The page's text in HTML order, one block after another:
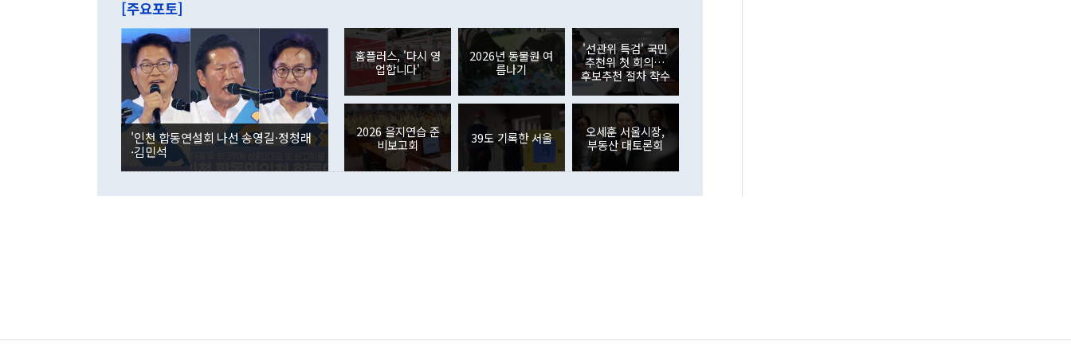
이 9월 러시아 블라디보스토크에서 열리는 '동방경제포럼(EEF)'을 언급하
며 "정부 차원에서 (참석을) 검토하고 있다"고 발언한 데 대해서도 조 장관
은 "그것은 외교부의 몫"이라며 "아직 거기까지 진도가 나가지 않았다"고
잘랐다. 정 장관이 이날 소개한 대북 구상과 설명은 정부 내 조율을 거치지
않았다는 점에서 문제가 있다. 특히 주적 표현 대체와 국호 사용, 9·19 군
사합의 복원, 4자회담 추진 등은 통일부 장관이 결정할 사안이 아니어서 월
권이라는 지적이 나오고 있다. 이 대통령은 정 장관의 업무보고를 듣고 난
뒤 "여기 업무보고에 발표했다고 승인난 건 아니다"라고 재차 확인했다. 정
부의 한 소식통은 "정 장관의 발언 내용은 대부분 국가안전보장회의(NSC)
를 거쳐 결정된 사안이 아닌 정 장관의 개인적 생각에 가깝다"며 "안보 관
련 부처 장관이 정부의 공식 정책이 아닌 사안을 추진하겠다고 업무보고를
하고 대통령의 면전에서 '국군통수권자가 나서야 한다'고 주장한 것은 심각
이나 미국은 북한에 선비핵화를 공식적으로 요구한 적이 없기 때문이다. 지
였던 올해 3월(369억9000만달러)을 넘어선 것이다. 직접투자에서는 내국
인의 해외투자가 80억1000만달러, 외국인의 국내투자가 46억3000만달러
각각 증가했다. 증권투자에서는 외국인의 국내 주식 매도세가 이어졌다. 외
국인의 국내 주식 투자는 차익실현 매도 등의 영향으로 316억1000만달러
감소하며 전월(-310억5000만달러)에 이어 역대 최대 순매도 기록을 다시
경신했다. 외국인의 국내 채권투자는 세계국채지수(WGBI) 자금 유입에도
분기 말 만기도래 영향으로 증가 폭이 줄어든 52억9000만달러를 기록했
다. 내국인의 해외 증권투자는 주식을 중심으로 35억6000만달러 증가했
다. eoyn2@newspim.com
[주요포토]
'인천 합동연설회 나선 송영길·정청래
·김민석
홈플러스, '다시 영
업합니다'
2026년 동물원 여
름나기
'선관위 특검' 국민
추천위 첫 회의…
후보추천 절차 착수
2026 을지연습 준
비보고회
39도 기록한 서울
오세훈 서울시장,
부동산 대토론회